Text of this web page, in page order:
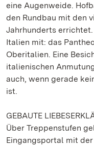
eine Augenweide.
den Rundbau mit den
Jahrhunderts
Italien mit: das
Oberitalien. Eine
italienischen
auch, wenn gerade
ist.
GEBAUTE
Über Treppenstufen
Eingangsportal mit